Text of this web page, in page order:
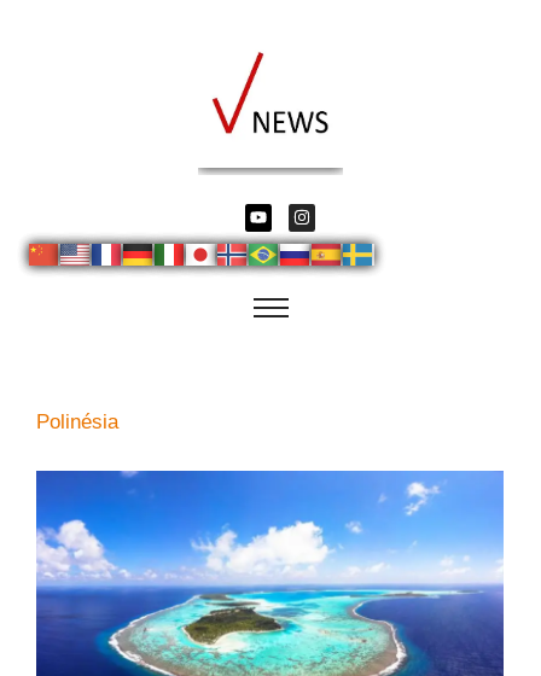
Polinésia